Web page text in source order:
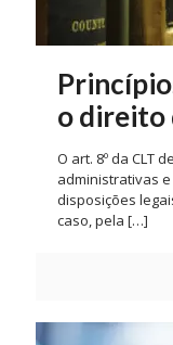
o direito
O art. 8º da CLT
administrativas
disposições
caso, pela […]